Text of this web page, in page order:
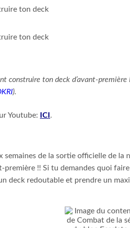
ton deck
ton deck
construire ton deck d’avant-
).
Youtube: ICI .
semaines de la sortie officielle de
!! Si tu demandes quoi
deck redoutable et prendre un